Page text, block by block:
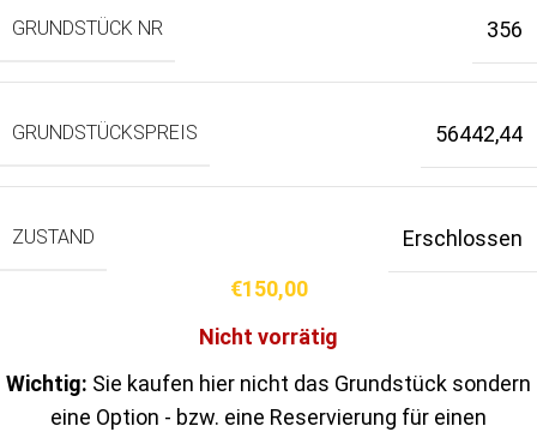
GRUNDSTÜCK NR 356
GRUNDSTÜCKSPREIS 56442,44
ZUSTAND
Erschlossen
€150,00
Nicht vorrätig
Wichtig: Sie kaufen hier nicht das Grundstück sondern
eine Option - bzw. eine Reservierung für einen